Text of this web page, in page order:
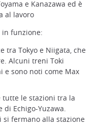
e Kanazawa ed è
al lavoro
in funzione:
tra Tokyo e Niigata, che
Alcuni treni Toki
e sono noti come Max
tutte le stazioni tra la
di Echigo-Yuzawa.
fermano alla stazione